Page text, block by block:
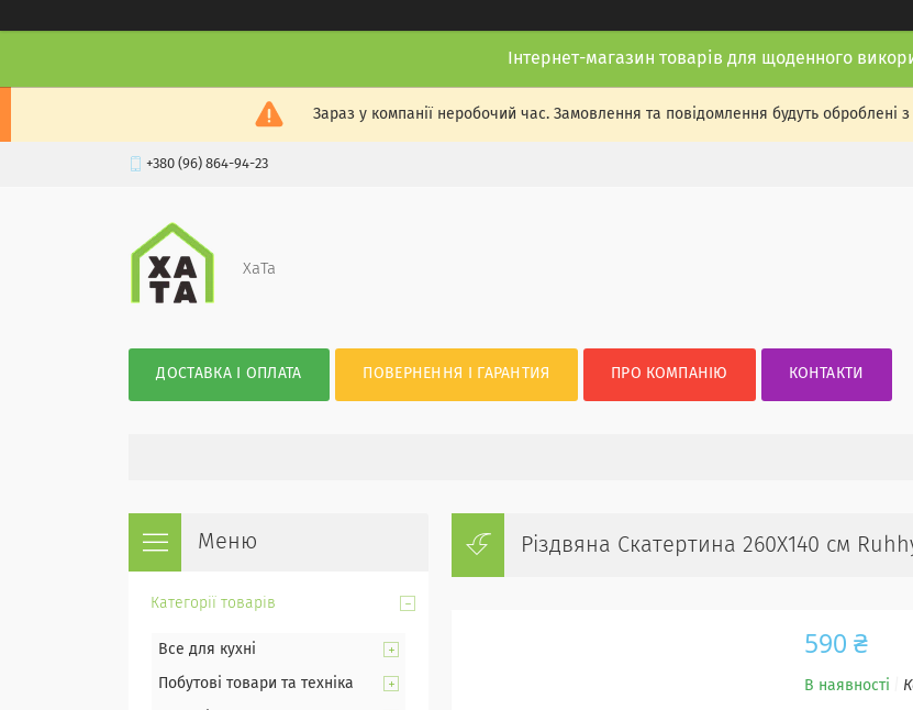
Інтернет-магазин товарів для щоденного
Зараз у компанії неробочий час. Замовлення та повідомлення будуть оброблені
+380 (96) 864-94-23
XaTa
ДОСТАВКА І ОПЛАТА ПОВЕРНЕННЯ І ГАРАНТИЯ ПРО КОМПАНІЮ КОНТАКТИ
Різдвяна Скатертина 260Х140 см
590 ₴
В наявності
Категорії товарів
Все для кухні
Побутові товари та техніка